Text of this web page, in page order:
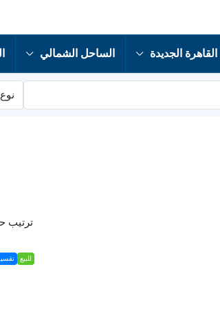
القاهرة الجديدة الساحل الشمالي
ترتيب
للبيع